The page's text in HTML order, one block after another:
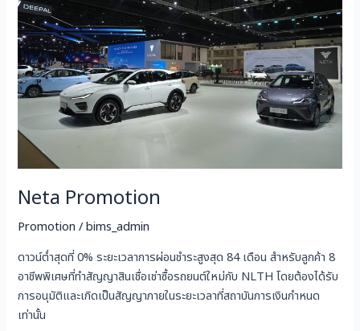
Neta Promotion
Promotion /bims_admin
ดาวน์ต่ำสุดที่ 0% ระยะเวลาการผ่อนชำระสูงสุด 84 เดือน สำหรับลูกค้า 8
อาชีพพิเศษที่ทำสัญญาสินเชื่อเช่าซื้อรถยนต์ใหม่กับ NLTH โดยต้องได้รับ
การอนุมัติและเกิดเป็นสัญญาภายในระยะเวลาที่สถาบันการเงินกำหนด
เท่านั้น